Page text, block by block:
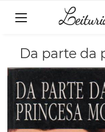
Da parte da